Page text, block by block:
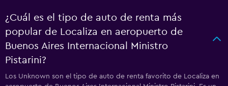
¿Cuál es el tipo de auto de renta más
popular de Localiza en aeropuerto de
Buenos Aires Internacional Ministro
Pistarini?
Los Unknown son el tipo de auto de renta favorito de Localiza en